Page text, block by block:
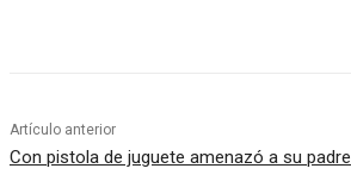
Artículo anterior
Con pistola de juguete amenazó a su padre